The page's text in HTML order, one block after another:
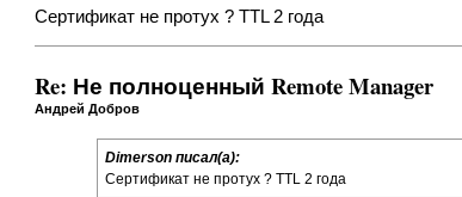
Сертификат не протух ? TTL 2 года
Re: Не полноценный Remote Manager
Андрей Добров
Dimerson писал(а):
Сертификат не протух ? TTL 2 года